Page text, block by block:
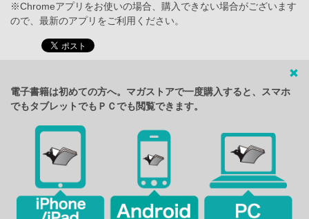
※Chromeアプリをお使いの場合、購入できない場合がございます
ので、最新のアプリをご利用ください。
電子書籍は初めての方へ。マガストアで一度購入すると、スマホ
でもタブレットでもＰＣでも閲覧できます。